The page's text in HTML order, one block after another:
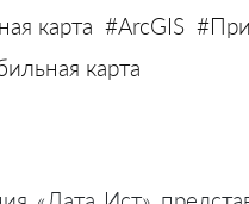
карта #ArcGIS
карта